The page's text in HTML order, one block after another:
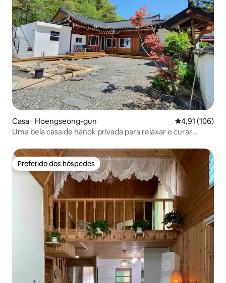
Casa ⋅ Hoengseong-gun 4,91 de uma
4,91 (106)
Uma bela casa de hanok privada para relaxar e curar
Stay Onyangga
Preferido dos hóspedes
Preferido dos hóspedes